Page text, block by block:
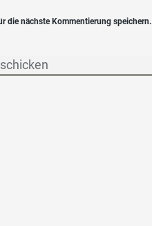
die nächste Kommentierung speichern.